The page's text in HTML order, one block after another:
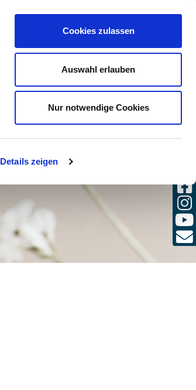
Details zeigen
Cookies zulassen
Auswahl erlauben
Nur notwendige Cookies
(0) DE / IT